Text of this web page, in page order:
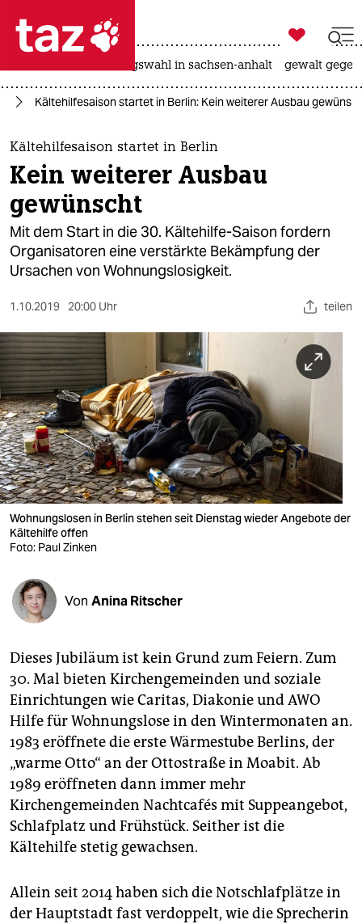
 taz zahl ich
taz zahl ich
themen
politik
öko
gesellschaft
sport
berlin
nord
wahrheit
verlag
verlag
veranstaltungen
fragen & hilfe
abo
genossenschaft
epaper login

taz zahl ich
landtagswahl in sachsen-anhalt gewalt
Kältehilfesaison startet in Berlin: Kein weiterer Ausbau
Kältehilfesaison startet in Berlin
Kein weiterer Ausbau
gewünscht
Mit dem Start in die 30. Kältehilfe-Saison fordern
Organisatoren eine verstärkte Bekämpfung der
Ursachen von Wohnungslosigkeit.
1.10.2019 20:00 Uhr teilen
Wohnungslosen in Berlin stehen seit Dienstag wieder Angebote der
Kältehilfe offen
Foto: Paul Zinken
Von Anina Ritscher
Dieses Jubiläum ist kein Grund zum Feiern. Zum
30. Mal bieten Kirchengemeinden und soziale
Einrichtungen wie Caritas, Diakonie und AWO
Hilfe für Wohnungslose in den Wintermonaten an.
1983 eröffnete die erste Wärmestube Berlins, der
„warme Otto“ an der Ottostraße in Moabit. Ab
1989 eröffneten dann immer mehr
Kirchengemeinden Nachtcafés mit Suppeangebot,
Schlafplatz und Frühstück. Seither ist die
Kältehilfe stetig gewachsen.
Allein seit 2014 haben sich die Notschlafplätze in
der Hauptstadt fast verdoppelt, wie die Sprecherin